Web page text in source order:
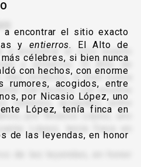
a encontrar el sitio exacto
yentierros. El Alto de
célebres, si bien nunca
con hechos, con enorme
rumores, acogidos, entre
por Nicasio López, uno
López, tenía finca en
de las leyendas, en honor